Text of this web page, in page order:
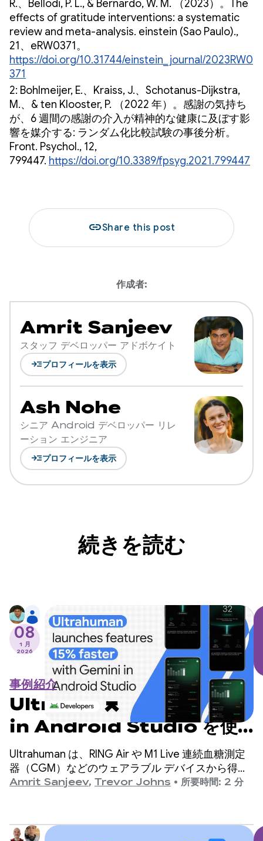
R.、Bellodi, P. L., & Bernardo, W. M. （2023）。The
effects of gratitude interventions: a systematic
review and meta-analysis. einstein (Sao Paulo).,
21、eRW0371。
https://doi.org/10.31744/einstein_journal/2023RW0
371
2: Bohlmeijer, E.、Kraiss, J.、Schotanus-Dijkstra,
M.、& ten Klooster, P. （2022 年）。感謝の気持ち
が、6 週間の感謝の介入が精神的な健康に及ぼす影
響を媒介する: ランダム化比較試験の事後分析。
Front. Psychol., 12,
799447. https://doi.org/10.3389/fpsyg.2021.799447
linkShare this post
作成者:
Amrit Sanjeev
スタッフ デベロッパー アドボケイト
read_moreプロフィールを表示
Ash Nohe
シニア Android デベロッパー リレ
ーション エンジニア
read_moreプロフィールを表示
続きを読む
08
1 月
2026
事例紹介
Ultrahuman は Gemini
in Android Studio を使
用して機能を 15% 早くリリ
ース
Ultrahuman は、RING Air や M1 Live 連続血糖測定
器（CGM）などのウェアラブル デバイスから得ら
れた生体認証データに基づいて、ユーザーに毎日の
Amrit Sanjeev, Trevor Johns • 所要時間: 2 分